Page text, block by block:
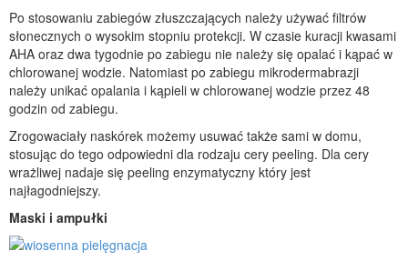
Po stosowaniu zabiegów złuszczających należy używać filtrów
słonecznych o wysokim stopniu protekcji. W czasie kuracji kwasami
AHA oraz dwa tygodnie po zabiegu nie należy się opalać i kąpać w
chlorowanej wodzie. Natomiast po zabiegu mikrodermabrazji
należy unikać opalania i kąpieli w chlorowanej wodzie przez 48
godzin od zabiegu.
Zrogowaciały naskórek możemy usuwać także sami w domu,
stosując do tego odpowiedni dla rodzaju cery peeling. Dla cery
wrażliwej nadaje się peeling enzymatyczny który jest
najłagodniejszy.
Maski i ampułki